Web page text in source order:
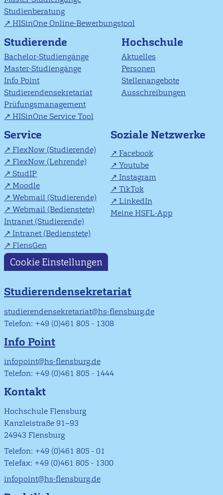
Studienberatung
HISinOne Online-Bewerbungstool
Studierende
Bachelor-Studiengänge
Master-Studiengänge
Info Point
Studierendensekretariat
Prüfungsmanagement
HISinOne Service Tool
Hochschule
Aktuelles
Personen
Stellenangebote
Ausschreibungen
Service
FlexNow (Studierende)
FlexNow (Lehrende)
StudIP
Moodle
Webmail (Studierende)
Webmail (Bedienstete)
Intranet (Studierende)
Intranet (Bedienstete)
FlensGen
Soziale Netzwerke
Facebook
Youtube
Instagram
TikTok
LinkedIn
Meine HSFL-App
Cookie Einstellungen
Studierendensekretariat
studierendensekretariat@hs-flensburg.de
Telefon: +49 (0)461 805 - 1308
Info Point
infopoint@hs-flensburg.de
Telefon: +49 (0)461 805 - 1444
Kontakt
Hochschule Flensburg
Kanzleistraße 91–93
24943 Flensburg
Telefon: +49 (0)461 805 - 01
Telefax: +49 (0)461 805 - 1300
infopoint@hs-flensburg.de